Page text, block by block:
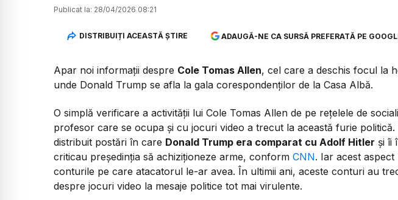
Publicat la: 28/04/2026 08:21
DISTRIBUIȚI ACEASTĂ ȘTIRE ADAUGĂ-NE CA SURSĂ PREFERATĂ PE
Apar noi informații despre Cole Tomas Allen, cel care a deschis focul la
unde Donald Trump se afla la gala corespondenților de la Casa Albă.
O simplă verificare a activității lui Cole Tomas Allen de pe rețelele de
profesor care se ocupa și cu jocuri video a trecut la această furie politică.
distribuit postări în care Donald Trump era comparat cu Adolf Hitler și îi
criticau președinția să achiziționeze arme, conform CNN. Iar acest aspect
conturile pe care atacatorul le-ar avea. În ultimii ani, aceste conturi au
despre jocuri video la mesaje politice tot mai virulente.